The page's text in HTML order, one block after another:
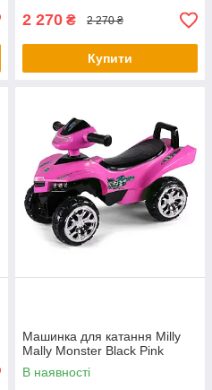
2 270 ₴ 2 270 ₴
Купити
Машинка для катання Milly
Mally Monster Black Pink
В наявності